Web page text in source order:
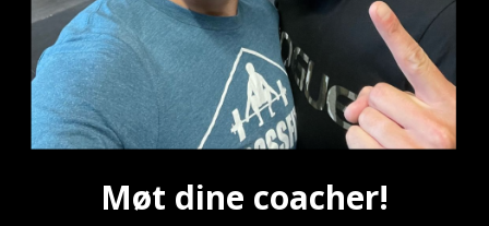
Møt dine coacher!